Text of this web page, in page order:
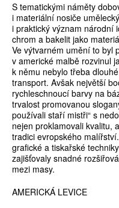
S tematickými náměty
i materiální nosiče
i praktický význam národní
chrom a bakelit jako
Ve výtvarném umění to byl
v americké malbě rozvinul
k němu nebylo třeba
transport. Avšak největší
rychleschnoucí barvy na
trvalost promovanou
používali staří mistři“ s
nejen proklamovali kvalitu,
tradici evropského
grafické a tiskařské
zajišťovaly snadné
mezi masy.
AMERICKÁ LEVICE